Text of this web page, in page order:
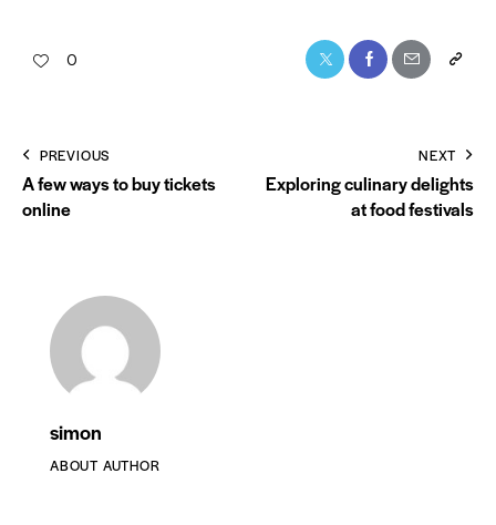
0
PREVIOUS
A few ways to buy tickets
online
NEXT
Exploring culinary delights
at food festivals
simon
ABOUT AUTHOR